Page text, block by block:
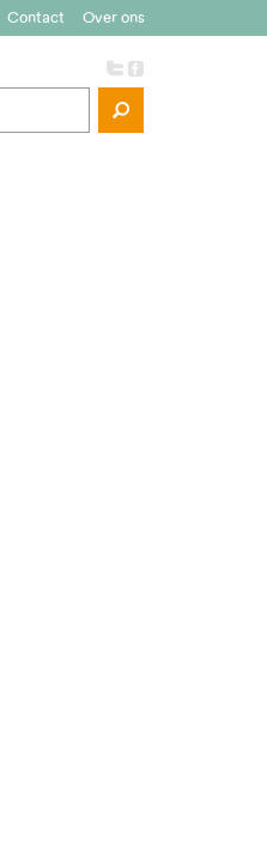
Over ons
Contact